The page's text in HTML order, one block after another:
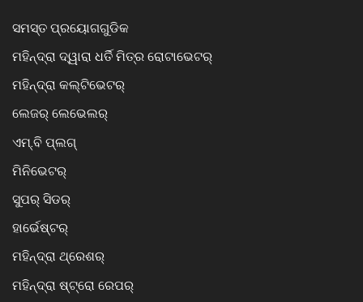
ସମସ୍ତ ପ୍ରୟୋଗଗୁଡିକ
ମହିନ୍ଦ୍ରା ଦ୍ୱାରା ଧର୍ତି ମିତ୍ର ରୋଟାଭେଟର୍
ମହିନ୍ଦ୍ରା କଲ୍ଟିଭେଟର୍
ଲେଜର୍ ଲେଭେଲର୍
ଏମ୍.ବି ପ୍ଲଗ୍
ମିନିଭେଟର୍
ସୁପର୍ ସିଡର୍
ହାର୍ଭେଷ୍ଟର୍
ମହିନ୍ଦ୍ରା ଥ୍ରେଶର୍
ମହିନ୍ଦ୍ରା ଷ୍ଟ୍ରୋ ରେପର୍